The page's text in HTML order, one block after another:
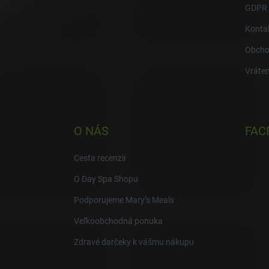
GDPR
O NÁS
Cesta recenzií
O Day Spa Shopu
Podporujeme Mary’s Meals
Veľkoobchodná ponuka
Zdravé darčeky k vášmu nákupu